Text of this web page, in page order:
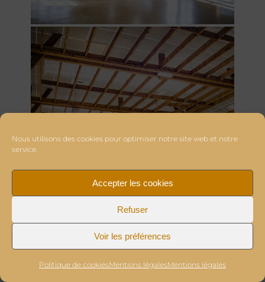
Nous utilisons des cookies pour optimiser notre site web et notre
service.
Accepter les cookies
Refuser
Voir les préférences
Politique de cookiesMentions légalesMentions légales